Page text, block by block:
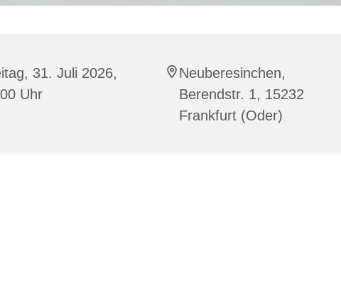
31. Juli 2026,
Uhr
Neuberesinchen,
Berendstr. 1, 15232
Frankfurt (Oder)